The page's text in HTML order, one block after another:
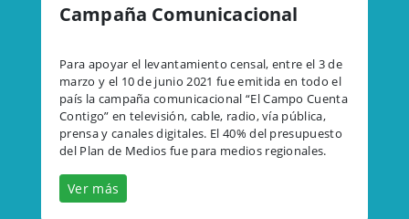
Campaña Comunicacional
Para apoyar el levantamiento censal, entre el 3 de
marzo y el 10 de junio 2021 fue emitida en todo el
país la campaña comunicacional “El Campo Cuenta
Contigo” en televisión, cable, radio, vía pública,
prensa y canales digitales. El 40% del presupuesto
del Plan de Medios fue para medios regionales.
Ver más